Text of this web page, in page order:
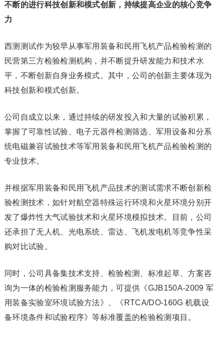
不断的进行科技创新和模式创新，持续提高企业的核心竞争
力
西测测试作为较早从事军用装备和民用飞机产品检验检测的
民营第三方检验检测机构，并不断提升研发能力和技术水
平，不断创新自身业务模式。其中，公司的创新主要体现为
科技创新和模式创新。
公司自成立以来，通过持续的研发投入和大量的试验积累，
掌握了可靠性试验、电子元器件检测筛选、军用设备和分系
统电磁兼容试验技术等军用装备和民用飞机产品检验检测的
专业技术。
并根据军用装备和民用飞机产品技术的测试需求不断创新检
验检测技术，如针对航空器特殊运行环境和火星环境分别开
发了爆炸性大气试验技术和火星环境模拟技术。目前，公司
还承担了无人机、光电系统、雷达、飞机发电机等竞争性采
购对比试验。
同时，公司具备集技术支持、检验检测、标准起草、方案咨
询为一体的检验检测服务能力，可提供《GJB150A-2009 军
用装备实验室环境试验方法》、《RTCA/DO-160G 机载设
备环境条件和试验程序》等标准覆盖的检验检测项目。